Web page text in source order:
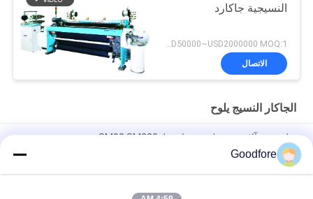
النسيجية جاكارد
USD50000~USD2000000 MOQ:1 مجموعة
الاتصال
الجاكار النسيج يلوح
نول نسيج آلات نسيج لوحة تجارب لـ SM93 SM220
جاكارد
Goodfore